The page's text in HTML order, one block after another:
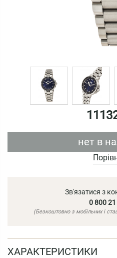
нет в
Зв'язатися з
0 800
(Безкоштовно з мобільних і
ХАРАКТЕРИСТИКИ